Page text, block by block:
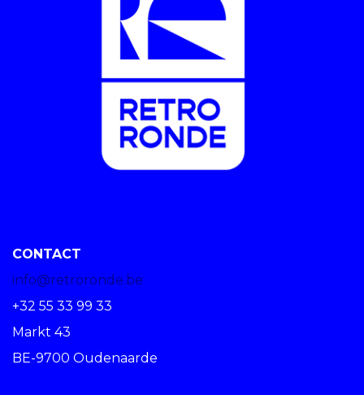
CONTACT
info@retroronde.be
+32 55 33 99 33
Markt 43
BE-9700 Oudenaarde